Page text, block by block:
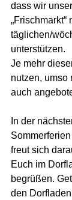
dass wir
„Frischmarkt“
täglichen/
unterstützen.
Je mehr
nutzen, umso
auch
In der
freut sich
Euch im
begrüßen.
den